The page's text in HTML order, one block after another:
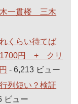
木一貫楼 三木
くらい待てば
1700円 + クリ
- 6,213 ビュー
列短い？検証
ビュー